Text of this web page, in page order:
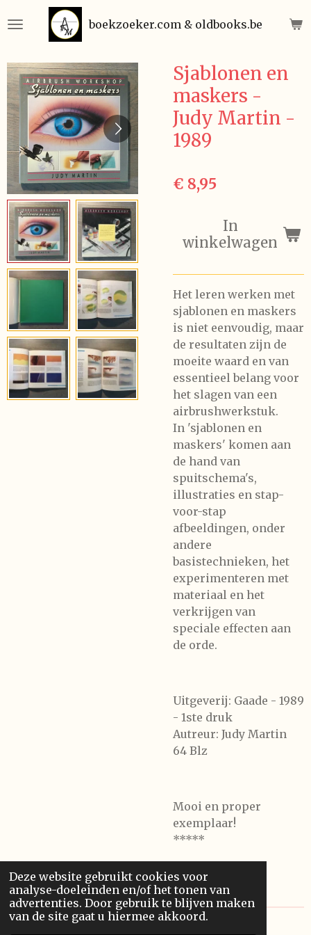
Deze website gebruikt cookies voor
analyse-doeleinden en/of het tonen van
advertenties. Door gebruik te blijven maken
van de site gaat u hiermee akkoord.
direct
de
hoofdinhoud
boekzoeker.com & oldbooks.be
Sjablonen en
maskers -
Judy Martin -
1989
€ 8,95
In
winkelwagen
Het leren werken met
sjablonen en maskers
is niet eenvoudig, maar
de resultaten zijn de
moeite waard en van
essentieel belang voor
het slagen van een
airbrushwerkstuk.
In 'sjablonen en
maskers' komen aan
de hand van
spuitschema's,
illustraties en stap-
voor-stap
afbeeldingen, onder
andere
basistechnieken, het
experimenteren met
materiaal en het
verkrijgen van
speciale effecten aan
de orde.
Uitgeverij: Gaade - 1989
- 1ste druk
Autreur: Judy Martin
64 Blz
Mooi en proper
exemplaar!
*****